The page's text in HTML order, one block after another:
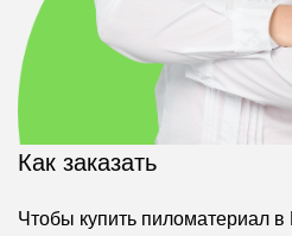
Как заказать
Чтобы купить пиломатериал